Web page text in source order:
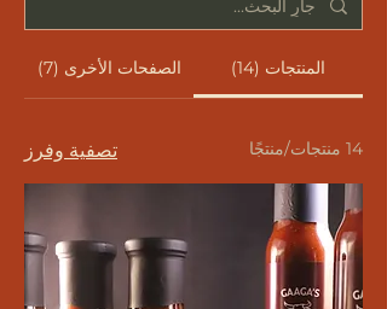
المنتجات (14) الصفحات الأخرى (7)
14 منتجات/منتجًا تصفية وفرز